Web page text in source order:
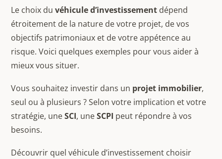
Le choix duvéhicule d’investissement dépend
étroitement de la nature de votre projet, de vos
objectifs patrimoniaux et de votre appétence au
risque. Voici quelques exemples pour vous aider à
mieux vous situer.
Vous souhaitez investir dans un projet immobilier,
seul ou à plusieurs ? Selon votre implication et votre
stratégie, uneSCI, uneSCPI peut répondre à vos
besoins.
Découvrir quel véhicule d’investissement choisir